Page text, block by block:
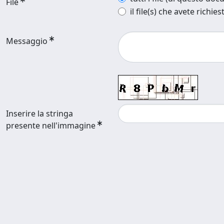
il file(s) che avete
Messaggio
Inserire la stringa
presente nell'immagine